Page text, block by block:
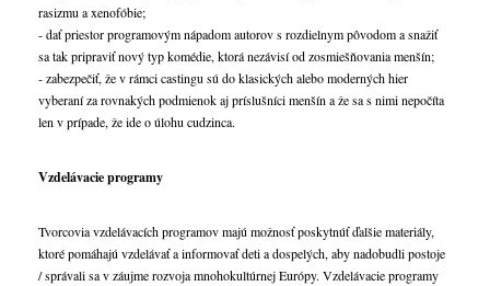
rasizmu a xenofóbie;
- dať priestor programovým nápadom autorov s rozdielnym pôvodom a snažiť
sa tak pripraviť nový typ komédie, ktorá nezávisí od zosmiešňovania menšín;
- zabezpečiť, že v rámci castingu sú do klasických alebo moderných hier
vyberaní za rovnakých podmienok aj príslušníci menšín a že sa s nimi nepočíta
len v prípade, že ide o úlohu cudzinca.
Vzdelávacie programy
Tvorcovia vzdelávacích programov majú možnosť poskytnúť ďalšie materiály,
ktoré pomáhajú vzdelávať a informovať deti a dospelých, aby nadobudli postoje
/ správali sa v záujme rozvoja mnohokultúrnej Európy. Vzdelávacie programy